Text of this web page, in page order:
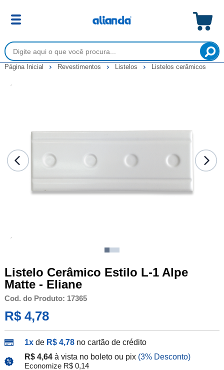
Página Inicial Revestimentos Listelos Listelos cerâmicos
Listelo Cerâmico Estilo L-1 Alpe
Matte - Eliane
Cod. do Produto: 17365
R$ 4,78
1xde R$ 4,78 no cartão de crédito
R$ 4,64 à vista no boleto ou pix (3% Desconto)
Economize R$ 0,14